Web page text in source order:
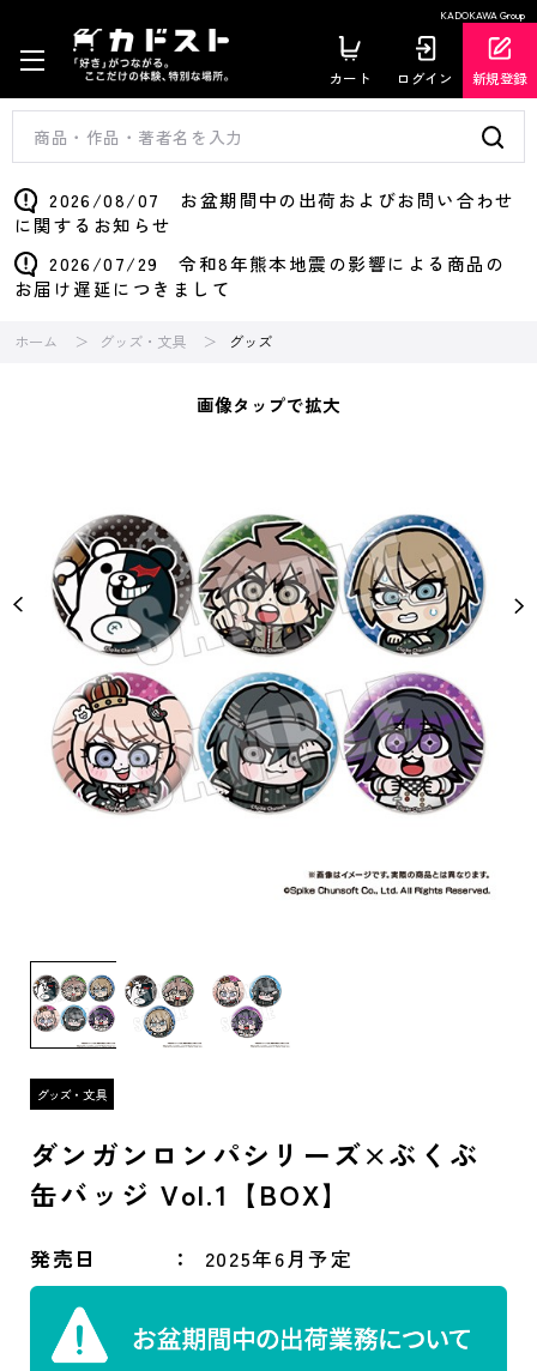
KADOKAWA Group
カート ログイン 新規登録
2026/08/07 お盆期間中の出荷およびお問い合わせ
に関するお知らせ
2026/07/29 令和8年熊本地震の影響による商品の
お届け遅延につきまして
ホーム グッズ・文具 グッズ
画像タップで拡大
ダンガンロンパシリーズ×ぶくぶ
缶バッジ Vol.1【BOX】
発売日 2025年6月予定